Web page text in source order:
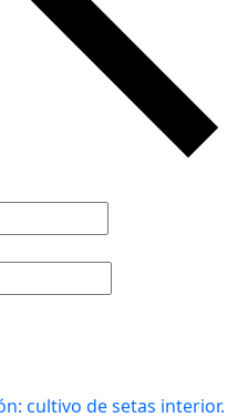
cultivo de setas interior.